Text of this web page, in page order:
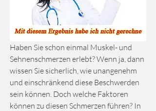
Haben Sie schon einmal Muskel- und
Sehnenschmerzen erlebt? Wenn ja, dann
wissen Sie sicherlich, wie unangenehm
und einschränkend diese Beschwerden
sein können. Doch welche Faktoren
können zu diesen Schmerzen führen? In